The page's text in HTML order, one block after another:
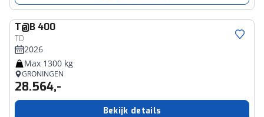
T@B400
TD
2026
Max 1300 kg
GRONINGEN
28.564,-
Bekijk details